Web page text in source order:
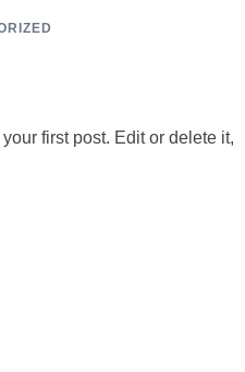
first post. Edit or delete it,